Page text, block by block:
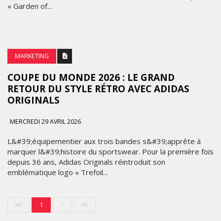
MARKETING
PANDORA TRANSFORME L’UNIVERS DE
PEACH PRC EN BIJOUX AVEC LA